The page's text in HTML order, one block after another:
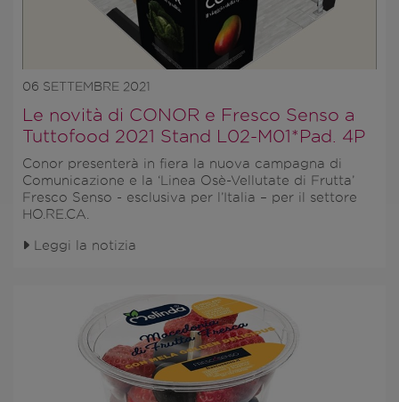
06 SETTEMBRE 2021
Le novità di CONOR e Fresco Senso a
Tuttofood 2021 Stand L02-M01*Pad. 4P
Conor presenterà in fiera la nuova campagna di
Comunicazione e la ‘Linea Osè-Vellutate di Frutta’
Fresco Senso - esclusiva per l’Italia – per il settore
HO.RE.CA.
Leggi la notizia